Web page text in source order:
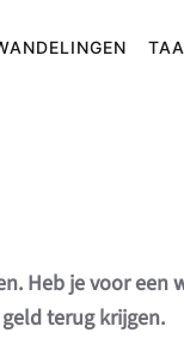
Heb je voor een
terug krijgen.